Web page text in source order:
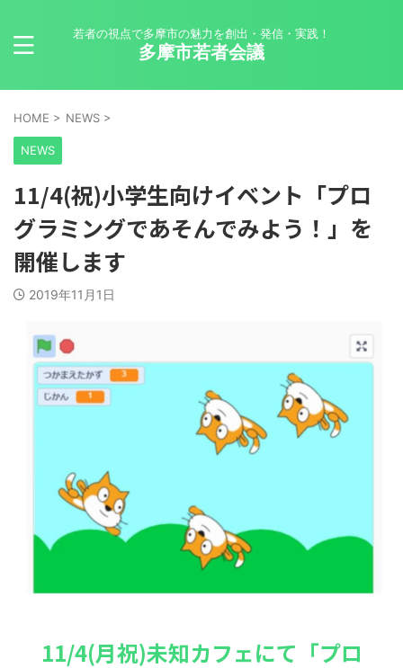
若者の視点で多摩市の魅力を創出・発信・実践！
多摩市若者会議
HOME > NEWS >
NEWS
11/4(祝)小学生向けイベント「プロ
グラミングであそんでみよう！」を
開催します
2019年11月1日
11/4(月祝)未知カフェにて「プロ